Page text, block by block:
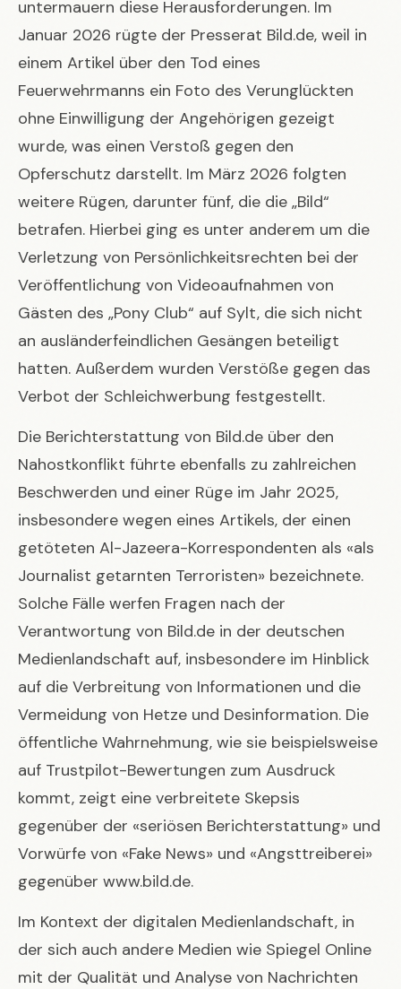
untermauern diese Herausforderungen. Im
Januar 2026 rügte der Presserat Bild.de, weil in
einem Artikel über den Tod eines
Feuerwehrmanns ein Foto des Verunglückten
ohne Einwilligung der Angehörigen gezeigt
wurde, was einen Verstoß gegen den
Opferschutz darstellt. Im März 2026 folgten
weitere Rügen, darunter fünf, die die „Bild“
betrafen. Hierbei ging es unter anderem um die
Verletzung von Persönlichkeitsrechten bei der
Veröffentlichung von Videoaufnahmen von
Gästen des „Pony Club“ auf Sylt, die sich nicht
an ausländerfeindlichen Gesängen beteiligt
hatten. Außerdem wurden Verstöße gegen das
Verbot der Schleichwerbung festgestellt.
Die Berichterstattung von Bild.de über den
Nahostkonflikt führte ebenfalls zu zahlreichen
Beschwerden und einer Rüge im Jahr 2025,
insbesondere wegen eines Artikels, der einen
getöteten Al-Jazeera-Korrespondenten als «als
Journalist getarnten Terroristen» bezeichnete.
Solche Fälle werfen Fragen nach der
Verantwortung von Bild.de in der deutschen
Medienlandschaft auf, insbesondere im Hinblick
auf die Verbreitung von Informationen und die
Vermeidung von Hetze und Desinformation. Die
öffentliche Wahrnehmung, wie sie beispielsweise
auf Trustpilot-Bewertungen zum Ausdruck
kommt, zeigt eine verbreitete Skepsis
gegenüber der «seriösen Berichterstattung» und
Vorwürfe von «Fake News» und «Angsttreiberei»
gegenüber www.bild.de.
Im Kontext der digitalen Medienlandschaft, in
der sich auch andere Medien wie Spiegel Online
mit der Qualität und Analyse von Nachrichten